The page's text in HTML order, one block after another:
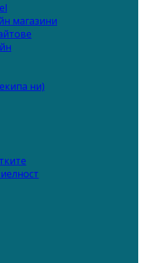
магазини
ни)